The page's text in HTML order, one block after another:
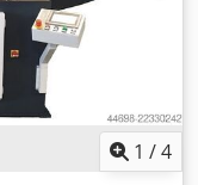
1 /4